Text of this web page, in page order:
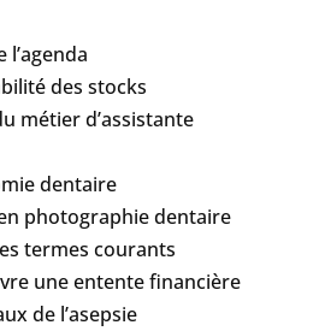
l’agenda
des stocks
métier d’assistante
dentaire
photographie dentaire
termes courants
une entente financière
de l’asepsie